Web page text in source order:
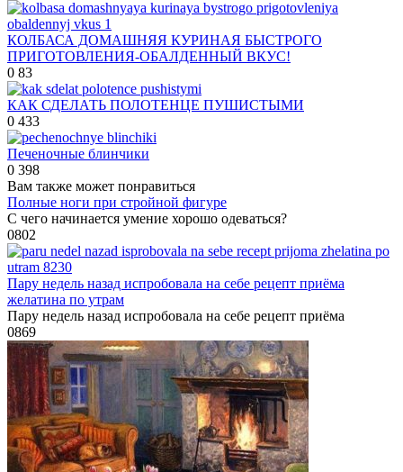
КОЛБАСА ДОМАШНЯЯ КУРИНАЯ БЫСТРОГО
ПРИГОТОВЛЕНИЯ-ОБАЛДЕННЫЙ ВКУС!
0 83
КАК СДЕЛАТЬ ПОЛОТЕНЦЕ ПУШИСТЫМИ
0 433
Печеночные блинчики
0 398
Вам также может понравиться
Полные ноги при стройной фигуре
С чего начинается умение хорошо одеваться?
0802
Пару недель назад испробовала на себе рецепт приёма
желатина по утрам
Пару недель назад испробовала на себе рецепт приёма
0869